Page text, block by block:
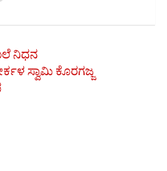
ನಿಧನ
ಸ್ವಾಮಿ ಕೊರಗಜ್ಜ